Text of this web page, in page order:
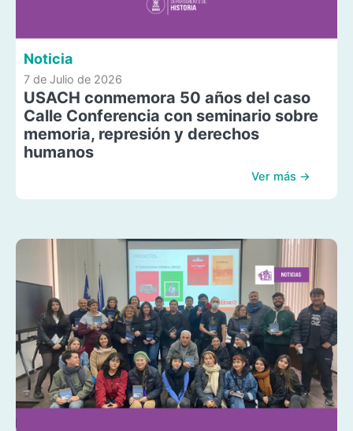
Noticia
7 de Julio de 2026
USACH conmemora 50 años del caso
Calle Conferencia con seminario sobre
memoria, represión y derechos
humanos
Ver más →